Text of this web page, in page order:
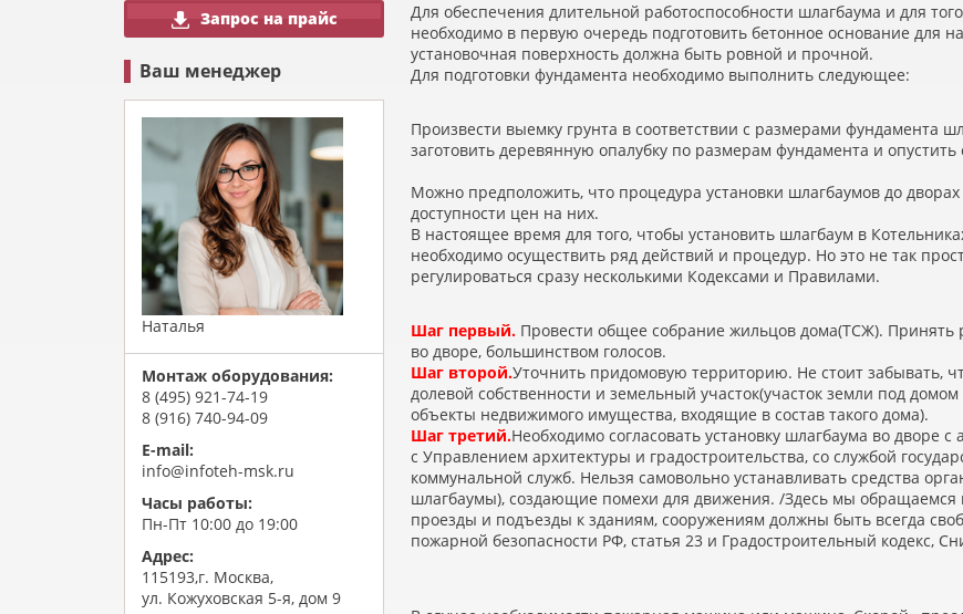
Запрос на прайс
Ваш менеджер
Наталья
Монтаж оборудования:
8 (495) 921-74-19
8 (916) 740-94-09
E-mail:
info@infoteh-msk.ru
Часы работы:
Пн-Пт 10:00 до 19:00
Адрес:
115193,г. Москва,
ул. Кожуховская 5-я, дом 9
Для обеспечения длительной работоспособности шлагбаума и для
необходимо в первую очередь подготовить бетонное основание для
установочная поверхность должна быть ровной и прочной.
Для подготовки фундамента необходимо выполнить следующее:
Произвести выемку грунта в соответствии с размерами фундамента
заготовить деревянную опалубку по размерам фундамента и опустить
Можно предположить, что процедура установки шлагбаумов до
доступности цен на них.
В настоящее время для того, чтобы установить шлагбаум в
необходимо осуществить ряд действий и процедур. Но это не так
регулироваться сразу несколькими Кодексами и Правилами.
Шаг первый. Провести общее собрание жильцов дома
(ТСЖ). Принять
во дворе, большинством голосов.
Шаг второй.Уточнить придомовую территорию. Не стоит забывать,
долевой собственности и земельный участок
(участок земли под
объекты недвижимого имущества, входящие в состав такого дома).
Шаг третий.Необходимо согласовать установку шлагбаума во дворе
с Управлением архитектуры и градостроительства, со службой
коммунальной служб. Нельзя самовольно устанавливать средства
шлагбаумы), создающие помехи для движения. /Здесь мы
проезды и подъезды к зданиям, сооружениям должны быть всегда
пожарной безопасности РФ, статья 23 и Градостроительный кодекс,